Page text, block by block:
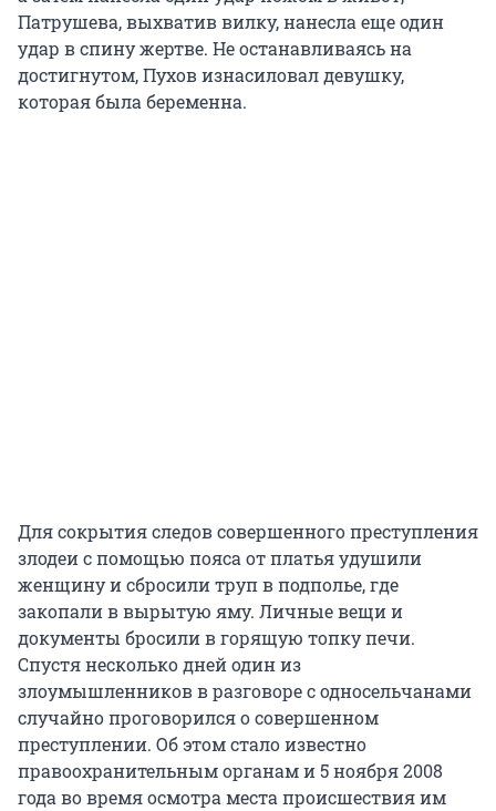
Патрушева, выхватив вилку, нанесла еще один
удар в спину жертве. Не останавливаясь на
достигнутом, Пухов изнасиловал девушку,
которая была беременна.
Для сокрытия следов совершенного преступления
злодеи с помощью пояса от платья удушили
женщину и сбросили труп в подполье, где
закопали в вырытую яму. Личные вещи и
документы бросили в горящую топку печи.
Спустя несколько дней один из
злоумышленников в разговоре с односельчанами
случайно проговорился о совершенном
преступлении. Об этом стало известно
правоохранительным органам и 5 ноября 2008
года во время осмотра места происшествия им